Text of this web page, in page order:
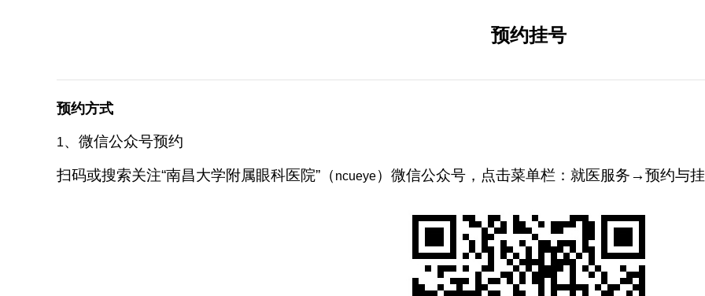
预约挂号
预约方式
1、微信公众号预约
扫码或搜索关注“南昌大学附属眼科医院”（ ncueye）微信公众号，点击菜单栏：就医服务→预约与